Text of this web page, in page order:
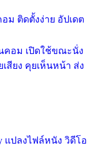
ม ติดตั้งง่าย อัปเดต
คอม เปิดใช้ขณะนั่ง
สียง คุยเห็นหน้า ส่ง
แปลงไฟล์หนัง วิดีโอ